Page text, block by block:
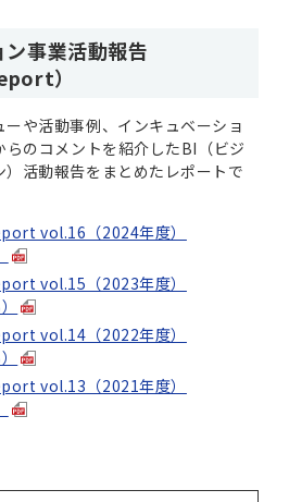
事業活動報告
）
や活動事例、インキュベーショ
らのコメントを紹介したBI（ビジ
活動報告をまとめたレポートで
vol.16（2024年度）
vol.15（2023年度）
vol.14（2022年度）
vol.13（2021年度）